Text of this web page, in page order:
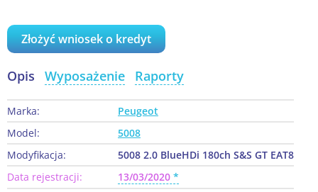
Złożyć wniosek o kredyt
Opis Wyposażenie Raporty
Marka:
Peugeot
Model:
5008
Modyfikacja:
5008 2.0 BlueHDi 180ch S&S GT EAT8
Data rejestracji:
13/03/2020